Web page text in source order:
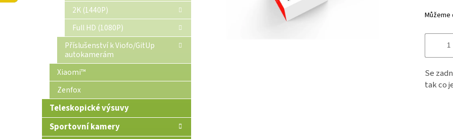
2K (1440P)
Full HD (1080P)
Příslušenství k Viofo/GitUp
autokamerám
Xiaomi™
Zenfox
Teleskopické výsuvy
Sportovní kamery
Můžeme
Se
tak co